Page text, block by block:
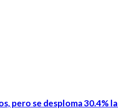
pero se desploma 30.4%